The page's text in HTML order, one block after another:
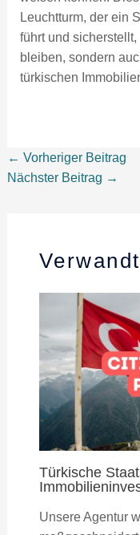
Leuchtturm, der ein
führt und
bleiben, sondern
türkischen
← Vorheriger Beitrag
Nächster Beitrag →
Türkische
Unsere Agentur